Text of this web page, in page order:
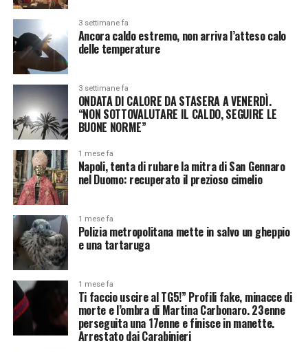
3 settimane fa
Ancora caldo estremo, non arriva l’atteso calo
delle temperature
3 settimane fa
ONDATA DI CALORE DA STASERA A VENERDÌ.
“NON SOTTOVALUTARE IL CALDO, SEGUIRE LE
BUONE NORME”
1 mese fa
Napoli, tenta di rubare la mitra di San Gennaro
nel Duomo: recuperato il prezioso cimelio
1 mese fa
Polizia metropolitana mette in salvo un gheppio
e una tartaruga
1 mese fa
Ti faccio uscire al TG5!” Profili fake, minacce di
morte e l’ombra di Martina Carbonaro. 23enne
perseguita una 17enne e finisce in manette.
Arrestato dai Carabinieri